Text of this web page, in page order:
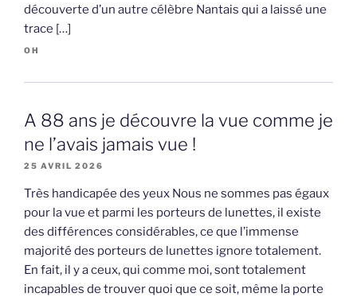
découverte d’un autre célèbre Nantais qui a laissé une
trace […]
OH
A 88 ans je découvre la vue comme je
ne l’avais jamais vue !
25 AVRIL 2026
Très handicapée des yeux Nous ne sommes pas égaux
pour la vue et parmi les porteurs de lunettes, il existe
des différences considérables, ce que l’immense
majorité des porteurs de lunettes ignore totalement.
En fait, il y a ceux, qui comme moi, sont totalement
incapables de trouver quoi que ce soit, même la porte